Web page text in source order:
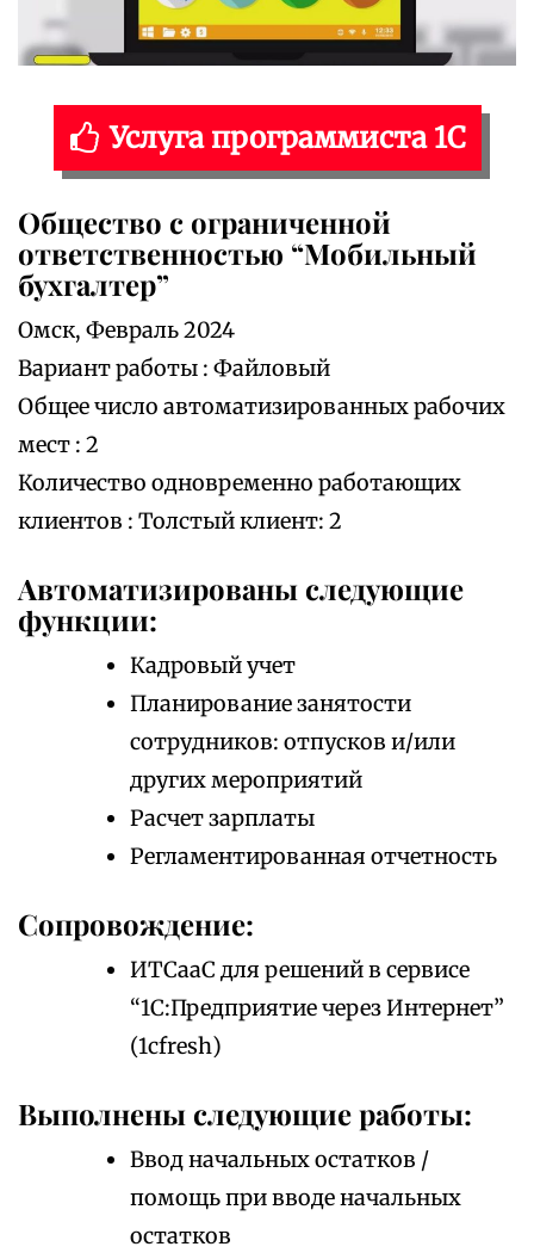
Услуга программиста 1С
Общество с ограниченной
ответственностью “Мобильный
бухгалтер”
Омск, Февраль 2024
Вариант работы : Файловый
Общее число автоматизированных рабочих
мест : 2
Количество одновременно работающих
клиентов : Толстый клиент: 2
Автоматизированы следующие
функции:
Кадровый учет
Планирование занятости
сотрудников: отпусков и/или
других мероприятий
Расчет зарплаты
Регламентированная отчетность
Сопровождение:
ИТСааС для решений в сервисе
“1С:Предприятие через Интернет”
(1cfresh)
Выполнены следующие работы:
Ввод начальных остатков /
помощь при вводе начальных
остатков